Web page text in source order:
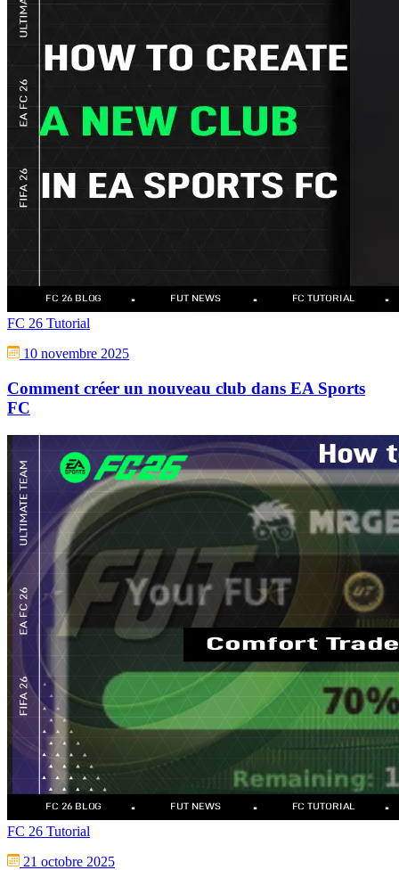
FC 26 Tutorial
10 novembre 2025
Comment créer un nouveau club dans EA Sports
FC
FC 26 Tutorial
21 octobre 2025